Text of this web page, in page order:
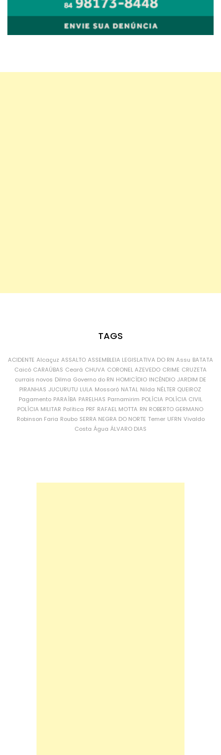
TAGS
ACIDENTE Alcaçuz ASSALTO ASSEMBLEIA LEGISLATIVA DO RN Assu BATATA
Caicó CARAÚBAS Ceará CHUVA CORONEL AZEVEDO CRIME CRUZETA
currais novos Dilma Governo do RN HOMICÍDIO INCÊNDIO JARDIM DE
PIRANHAS JUCURUTU LULA Mossoró NATAL Nilda NÉLTER QUEIROZ
Pagamento PARAÍBA PARELHAS Parnamirim POLÍCIA POLÍCIA CIVIL
POLÍCIA MILITAR Política PRF RAFAEL MOTTA RN ROBERTO GERMANO
Robinson Faria Roubo SERRA NEGRA DO NORTE Temer UFRN Vivaldo
Costa Água ÁLVARO DIAS